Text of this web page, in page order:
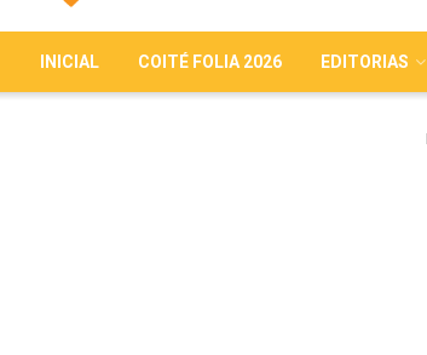
INICIAL COITÉ FOLIA 2026 EDITORIAS